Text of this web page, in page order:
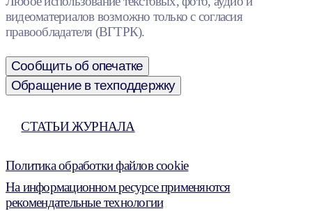
видеоматериалов возможно только с согласия
правообладателя (ВГТРК).
Сообщить об опечатке
Обращение в техподдержку
СТАТЬИ ЖУРНАЛА
Политика обработки файлов cookie
На информационном ресурсе применяются
рекомендательные технологии